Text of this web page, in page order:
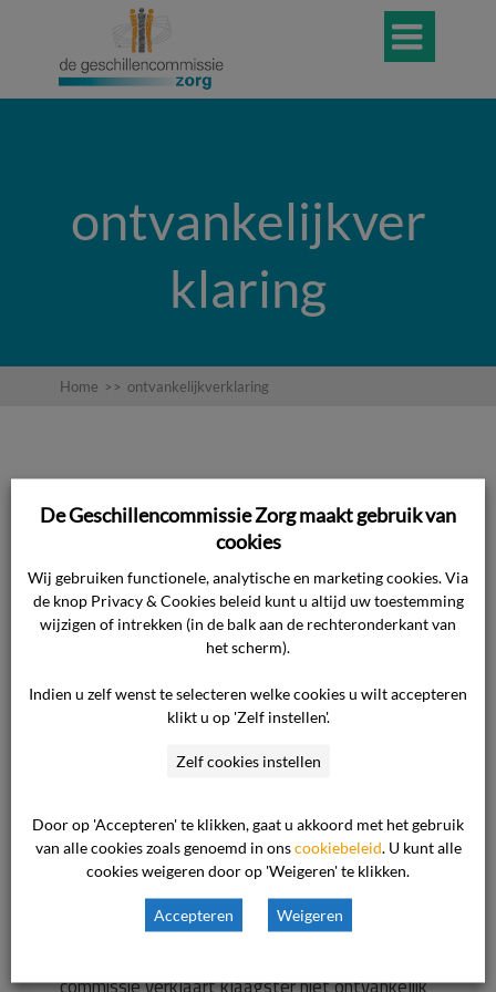

ontvankelijkver
klaring
Home >> ontvankelijkverklaring
Commissie heeft
al eerder
uitspraak gedaan
in geschil; cliënt
niet ontvankelijk
in klacht
Waar gaat de uitspraak over? Klaagster verwijt
de zorgaanbieder een gebrekkige zorgverlening
De Geschillencommissie Zorg maakt gebruik van
cookies
Wij gebruiken functionele, analytische en marketing cookies. Via
de knop Privacy & Cookies beleid kunt u altijd uw toestemming
wijzigen of intrekken (in de balk aan de rechteronderkant van
het scherm).
Indien u zelf wenst te selecteren welke cookies u wilt accepteren
klikt u op 'Zelf instellen'.
Zelf cookies instellen
Door op 'Accepteren' te klikken, gaat u akkoord met het gebruik
van alle cookies zoals genoemd in onscookiebeleid. U kunt alle
cookies weigeren door op 'Weigeren' te klikken.
Accepteren Weigeren